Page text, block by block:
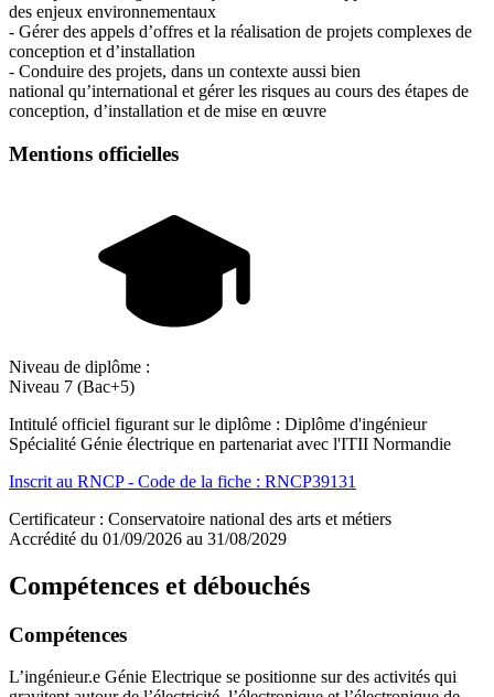
des enjeux environnementaux
- Gérer des appels d’offres et la réalisation de projets complexes de
conception et d’installation
- Conduire des projets, dans un contexte aussi bien
national qu’international et gérer les risques au cours des étapes de
conception, d’installation et de mise en œuvre
Mentions officielles
Niveau de diplôme :
Niveau 7 (Bac+5)
Intitulé officiel figurant sur le diplôme : Diplôme d'ingénieur
Spécialité Génie électrique en partenariat avec l'ITII Normandie
Inscrit au RNCP - Code de la fiche : RNCP39131
Certificateur : Conservatoire national des arts et métiers
Accrédité du 01/09/2026 au 31/08/2029
Compétences et débouchés
Compétences
L’ingénieur.e Génie Electrique se positionne sur des activités qui